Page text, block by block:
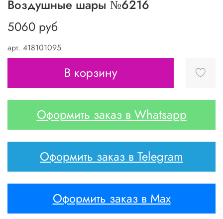
арт. 418101095
Воздушные шары №6216
5060 руб
В корзину
Оформить заказ в Whatsapp
Оформить заказ в Telegram
Оформить заказ в Max